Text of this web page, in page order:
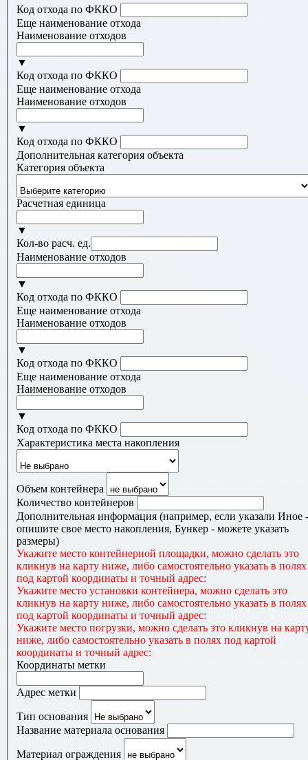
Код отхода по ФККО
Еще наименование отхода
Наименование отходов
▼
Код отхода по ФККО
Еще наименование отхода
Наименование отходов
▼
Код отхода по ФККО
Дополнительная категория объекта
Категория объекта
Расчетная единица
▼
Кол-во расч. ед.
Наименование отходов
▼
Код отхода по ФККО
Еще наименование отхода
Наименование отходов
▼
Код отхода по ФККО
Еще наименование отхода
Наименование отходов
▼
Код отхода по ФККО
Характеристика места накопления
Объем контейнера
Количество контейнеров
Дополнительная информация (например, если указали Иное -
опишите свое место накопления, Бункер - можете указать
размеры)
Укажите место контейнерной площадки, можно сделать это
кликнув на карту ниже, либо самостоятельно указать в полях
под картой координаты и точный адрес:
Укажите место установки контейнера, можно сделать это
кликнув на карту ниже, либо самостоятельно указать в полях
под картой координаты и точный адрес:
Укажите место погрузки, можно сделать это кликнув на
ниже, либо самостоятельно указать в полях под картой
координаты и точный адрес:
Координаты метки
Адрес метки
Тип основания
Название материала основания
Материал ограждения